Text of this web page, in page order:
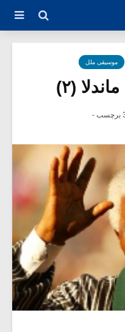
موسیقی ملل
(۲)
-